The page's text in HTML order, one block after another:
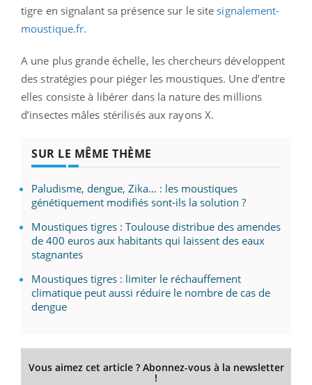
tigre en signalant sa présence sur le site signalement-
moustique.fr.
A une plus grande échelle, les chercheurs développent
des stratégies pour piéger les moustiques. Une d’entre
elles consiste à libérer dans la nature des millions
d’insectes mâles stérilisés aux rayons X.
SUR LE MÊME THÈME
Paludisme, dengue, Zika… : les moustiques
génétiquement modifiés sont-ils la solution ?
Moustiques tigres : Toulouse distribue des amendes
de 400 euros aux habitants qui laissent des eaux
stagnantes
Moustiques tigres : limiter le réchauffement
climatique peut aussi réduire le nombre de cas de
dengue
Vous aimez cet article ? Abonnez-vous à la newsletter
!